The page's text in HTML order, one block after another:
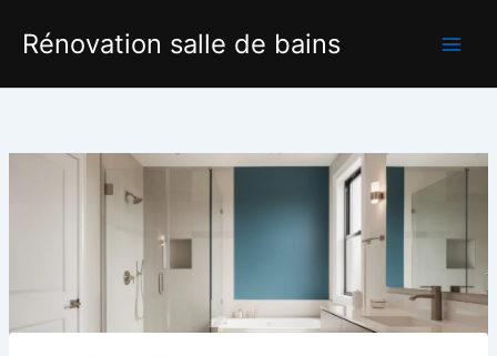
Rénovation salle de bains